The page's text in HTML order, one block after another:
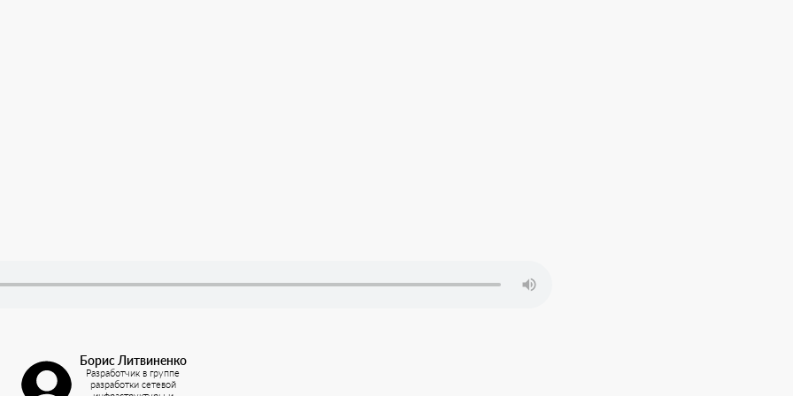
Борис Литвиненко
Разработчик в группе
разработки сетевой